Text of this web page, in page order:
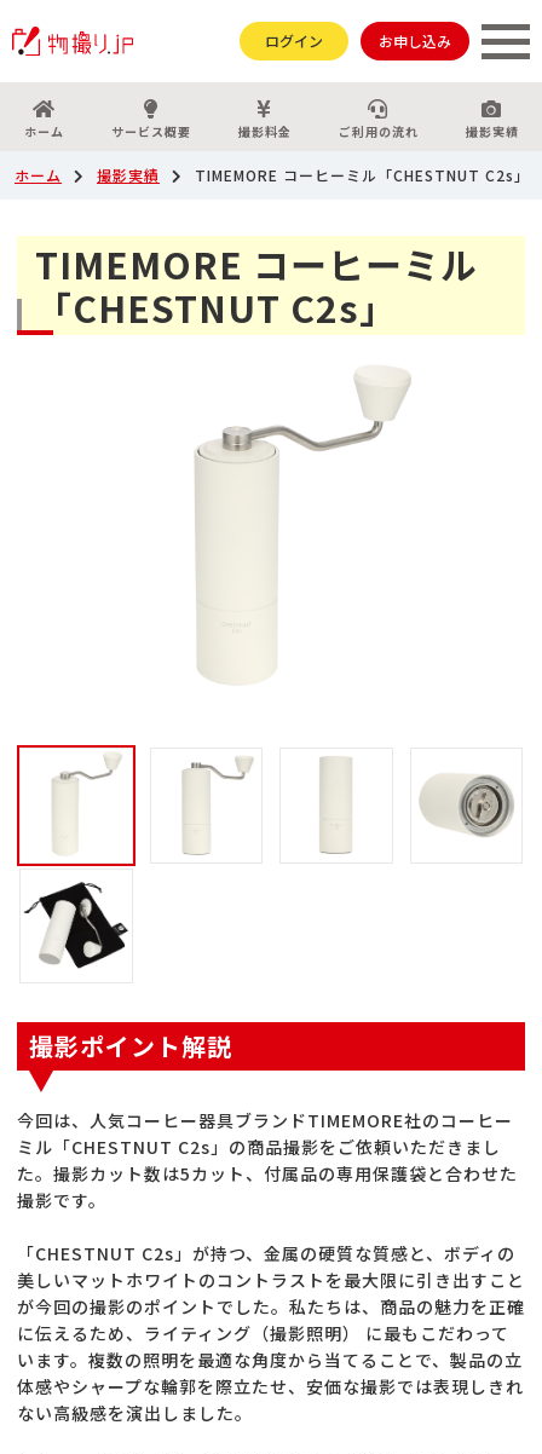
ログイン お申し込み
ホーム サービス概要 撮影料金 ご利用の流れ 撮影実績
ホーム 撮影実績 TIMEMORE コーヒーミル「CHESTNUT C2s」
TIMEMORE コーヒーミル
「CHESTNUT C2s」
撮影ポイント解説
今回は、人気コーヒー器具ブランドTIMEMORE社のコーヒー
ミル「CHESTNUT C2s」の商品撮影をご依頼いただきまし
た。撮影カット数は5カット、付属品の専用保護袋と合わせた
撮影です。
「CHESTNUT C2s」が持つ、金属の硬質な質感と、ボディの
美しいマットホワイトのコントラストを最大限に引き出すこと
が今回の撮影のポイントでした。私たちは、商品の魅力を正確
に伝えるため、ライティング（撮影照明） に最もこだわって
います。複数の照明を最適な角度から当てることで、製品の立
体感やシャープな輪郭を際立たせ、安価な撮影では表現しきれ
ない高級感を演出しました。